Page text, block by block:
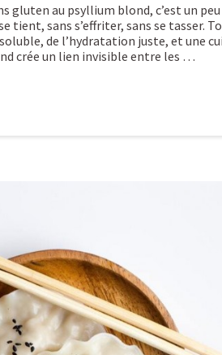
gluten au psyllium blond, c’est un
tient, sans s’effriter, sans se tasser.
de l’hydratation juste, et une
crée un lien invisible entre les …